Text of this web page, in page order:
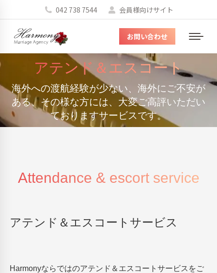
042 738 7544 会員様向けサイト
メ
ニ
ー
お問い合わせ
アテンド＆エスコート
海外への渡航経験が少ない、海外にご不安が
ある、その様な方には、大変ご高評いただい
ておりますサービスです。
You are here:
Attendance & escort service
アテンド＆エスコートサービス
Harmonyならではのアテンド＆エスコートサービスをご